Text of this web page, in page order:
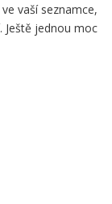
vaší seznamce,
Ještě jednou moc